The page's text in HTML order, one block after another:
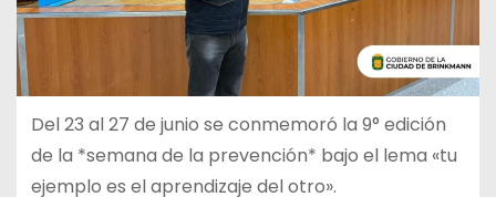
Del 23 al 27 de junio se conmemoró la 9° edición
de la *semana de la prevención* bajo el lema «tu
ejemplo es el aprendizaje del otro».